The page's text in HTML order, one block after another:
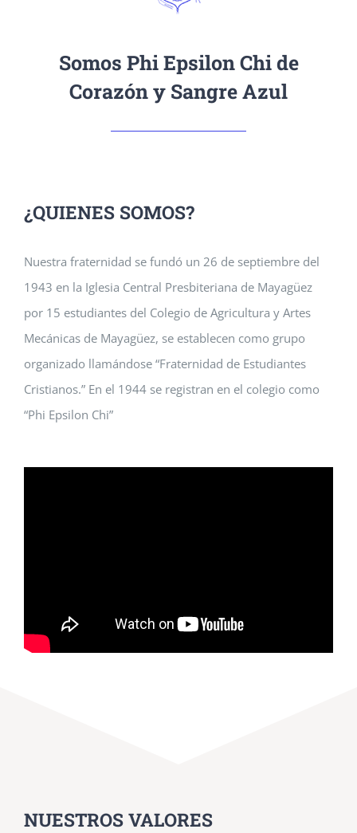
Somos Phi Epsilon Chi de
Corazón y Sangre Azul
¿QUIENES SOMOS?
Nuestra fraternidad se fundó un 26 de septiembre del
1943 en la Iglesia Central Presbiteriana de Mayagüez
por 15 estudiantes del Colegio de Agricultura y Artes
Mecánicas de Mayagüez, se establecen como grupo
organizado llamándose “Fraternidad de Estudiantes
Cristianos.” En el 1944 se registran en el colegio como
“Phi Epsilon Chi”
NUESTROS VALORES